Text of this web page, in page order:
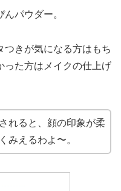
パウダー。
つきが気になる方はもち
った方はメイクの仕上げ
れると、顔の印象が柔
みえるわよ〜。